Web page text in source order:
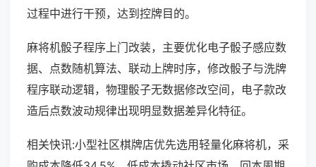
过程中进行干预，达到控牌目的。
麻将机骰子程序上门改装，主要优化电子骰子感应数
据、点数随机算法、联动上牌时序，修改骰子与洗牌
程序联动逻辑，物理骰子无数据修改空间，电子款改
造后点数波动规律出现明显数据差异化特征。
相关快讯:小型社区棋牌店优先选用轻量化麻将机，采